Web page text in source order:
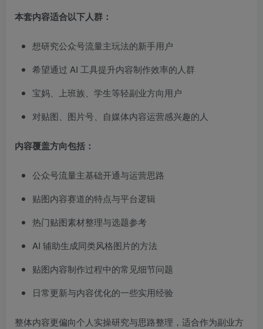
本套内容适合以下人群：
想研究公众号流量主玩法的新手用户
希望通过 AI 工具提升内容制作效率的人群
宝妈、上班族、学生等轻副业方向用户
对贴图、图片号、自媒体内容运营感兴趣的人
内容覆盖方向包括：
公众号流量主基础开通与运营思路
贴图内容赛道的特点与平台逻辑
热门贴图素材整理与选题参考
AI 辅助生成同类风格图片的方法
贴图内容制作过程中的常见细节问题
日常更新与内容优化的一些实用经验
整体内容更偏向个人实操研究与思路整理，适合作为副业方